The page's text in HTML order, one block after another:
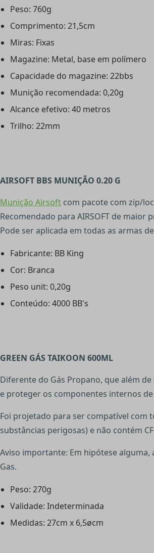
Peso: 760g
Comprimento: 21,5cm
Miras: Fixas
Magazine: Metal, base em polímero
Capacidade do magazine: 22bbs
Munição recomendada: 0,20g
Alcance efetivo: 40 metros
Trilho: 22mm
AIRSOFT BBS MUNIÇÃO 0.20 G
Munição Airsoft com pacote com zip/
Recomendado para AIRSOFT de maior
Pode ser aplicada em todas as armas
Fabricante: BB King
Cor: Branca
Peso unit: 0,20g
Conteúdo: 4000 BB's
GREEN GÁS TAIKOON 600ML
Diferente do Gás Propano, que além
e proteger os componentes internos
Foi projetado para ser compatível com
substâncias perigosas) e não contém
Aviso importante: Em hipótese
Gas.
Peso: 270g
Validade: Indeterminada
Medidas: 27cm x 6,5øcm